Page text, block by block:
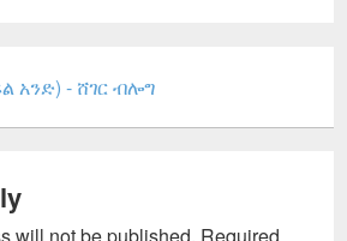
አንድ) - ሸገር ብሎግ